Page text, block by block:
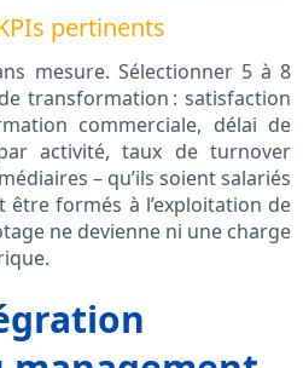
pertinents
mesure. Sélectionner 5 à 8
transformation : satisfaction
commerciale, délai de
activité, taux de turnover
– qu’ils soient salariés
être formés à l’exploitation de
ne devienne ni une charge